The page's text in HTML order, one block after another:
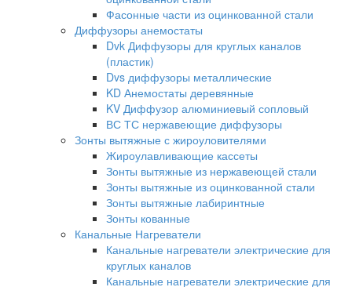
Фасонные части из оцинкованной стали
Диффузоры анемостаты
Dvk Диффузоры для круглых каналов
(пластик)
Dvs диффузоры металлические
KD Анемостаты деревянные
KV Диффузор алюминиевый сопловый
ВС ТС нержавеющие диффузоры
Зонты вытяжные с жироуловителями
Жироулавливающие кассеты
Зонты вытяжные из нержавеющей стали
Зонты вытяжные из оцинкованной стали
Зонты вытяжные лабиринтные
Зонты кованные
Канальные Нагреватели
Канальные нагреватели электрические для
круглых каналов
Канальные нагреватели электрические для